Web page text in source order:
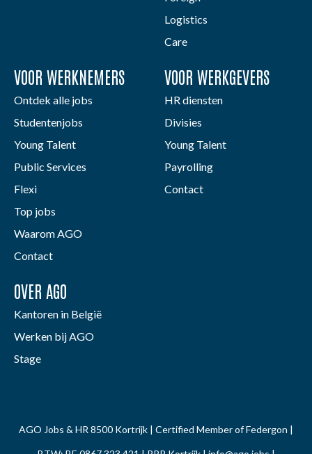
Logistics
Care
VOOR WERKNEMERS
Ontdek alle jobs
Studentenjobs
Young Talent
Public Services
Flexi
Top jobs
Waarom AGO
Contact
VOOR WERKGEVERS
HR diensten
Divisies
Young Talent
Payrolling
Contact
OVER AGO
Kantoren in België
Werken bij AGO
Stage
AGO Jobs & HR 8500 Kortrijk | Certified Member of Federgon |